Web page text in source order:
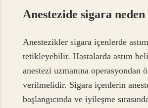
Anestezide sigara
Anestezikler sigara içenlerde
tetikleyebilir. Hastalarda astım
anestezi uzmanına operasyondan
verilmelidir. Sigara içenlerin
başlangıcında ve iyileşme